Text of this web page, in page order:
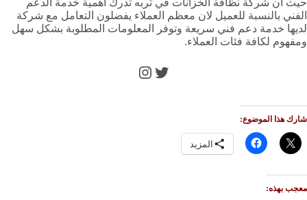
الفني بالنسبة للعميل لان معظم العملاء يفضلون التعامل مع شركة
لديها خدمة دعم فني سريعة وتوفر المعلومات المطلوبة بشكل سهل
ومفهوم لكافة فئات العملاء.
تويترإنستجرام
شارك هذا الموضوع:
المزيد
معجب بهذه: